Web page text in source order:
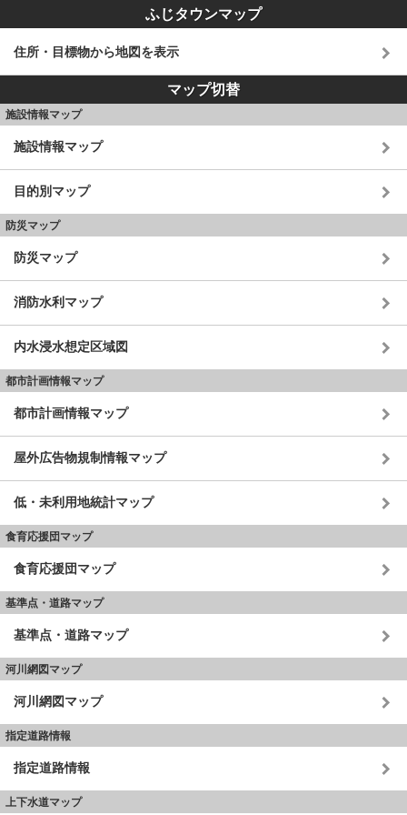
ふじタウンマップ
住所・目標物から地図を表示
マップ切替
施設情報マップ
施設情報マップ
目的別マップ
防災マップ
防災マップ
消防水利マップ
内水浸水想定区域図
都市計画情報マップ
都市計画情報マップ
屋外広告物規制情報マップ
低・未利用地統計マップ
食育応援団マップ
食育応援団マップ
基準点・道路マップ
基準点・道路マップ
河川網図マップ
河川網図マップ
指定道路情報
指定道路情報
上下水道マップ